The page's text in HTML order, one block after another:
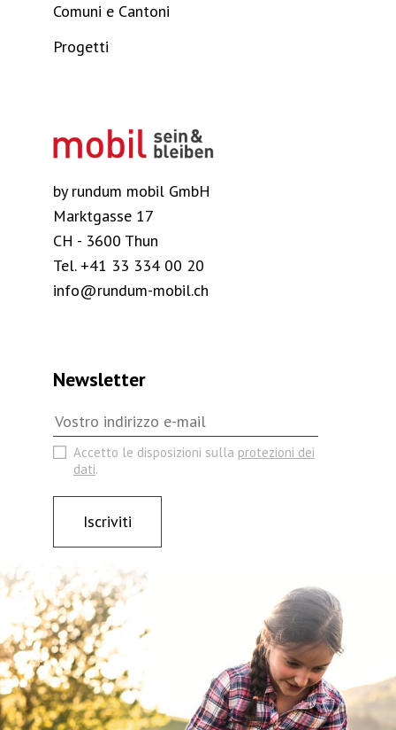
by rundum mobil GmbH
Marktgasse 17
CH - 3600 Thun
Tel. +41 33 334 00 20
info@rundum-mobil.ch
Comuni e Cantoni
Progetti
Newsletter
Accetto le disposizioni sulla protezioni dei
dati.
Iscriviti